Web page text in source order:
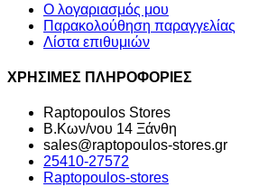
Ο λογαριασμός μου
Παρακολούθηση παραγγελίας
Λίστα επιθυμιών
ΧΡΗΣΙΜΕΣ ΠΛΗΡΟΦΟΡΙΕΣ
Raptopoulos Stores
Β.Κων/νου 14 Ξάνθη
sales@raptopoulos-stores.gr
25410-27572
Raptopoulos-stores